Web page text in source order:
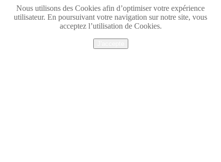
Nous utilisons des Cookies afin d’optimiser votre expérience
utilisateur. En poursuivant votre navigation sur notre site, vous
acceptez l’utilisation de Cookies.